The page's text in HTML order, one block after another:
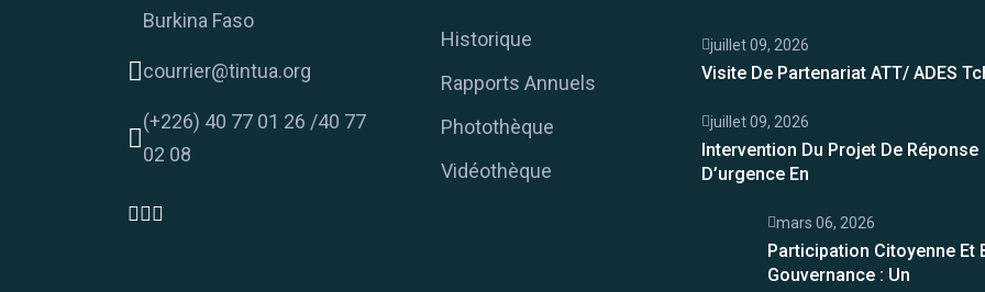
Burkina Faso
courrier@tintua.org
(+226) 40 77 01 26 /40 77
02 08
Historique
Rapports Annuels
Photothèque
Vidéothèque
juillet 09, 2026
Visite De Partenariat ATT/ ADES
juillet 09, 2026
Intervention Du Projet De Réponse
D’urgence En
mars 06, 2026
Participation Citoyenne Et
Gouvernance : Un